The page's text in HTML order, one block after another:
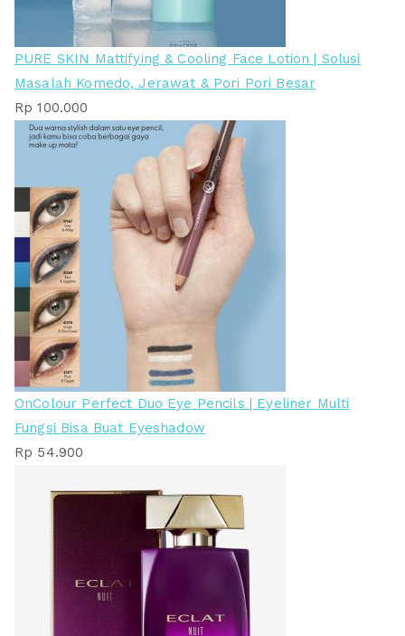
PURE SKIN Mattifying & Cooling Face Lotion | Solusi
Masalah Komedo, Jerawat & Pori Pori Besar
Rp 100.000
OnColour Perfect Duo Eye Pencils | Eyeliner Multi
Fungsi Bisa Buat Eyeshadow
Rp 54.900